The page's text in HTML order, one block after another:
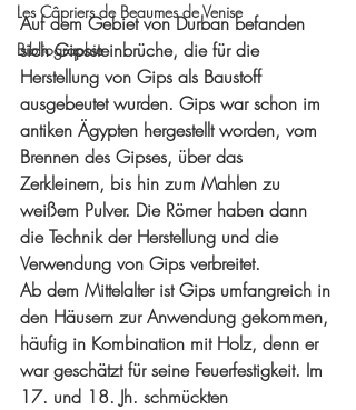
Les Câpriers de Beaumes de Venise
Bibliographie
Auf dem Gebiet von Durban befanden
sich Gipssteinbrüche, die für die
Herstellung von Gips als Baustoff
ausgebeutet wurden. Gips war schon im
antiken Ägypten hergestellt worden, vom
Brennen des Gipses, über das
Zerkleinern, bis hin zum Mahlen zu
weißem Pulver. Die Römer haben dann
die Technik der Herstellung und die
Verwendung von Gips verbreitet.
Ab dem Mittelalter ist Gips umfangreich in
den Häusern zur Anwendung gekommen,
häufig in Kombination mit Holz, denn er
war geschätzt für seine Feuerfestigkeit. Im
17. und 18. Jh. schmückten